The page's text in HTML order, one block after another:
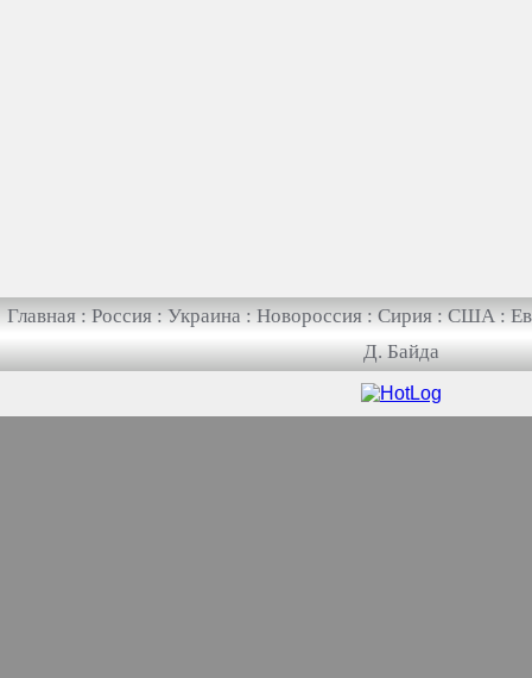
Главная : Россия : Украина : Новороссия : Сирия : США :
Д. Байда